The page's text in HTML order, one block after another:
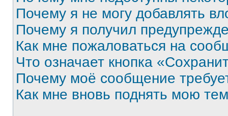
Почему я не могу добавлять
Почему я получил
Как мне пожаловаться на
Что означает кнопка
Почему моё сообщение
Как мне вновь поднять мою